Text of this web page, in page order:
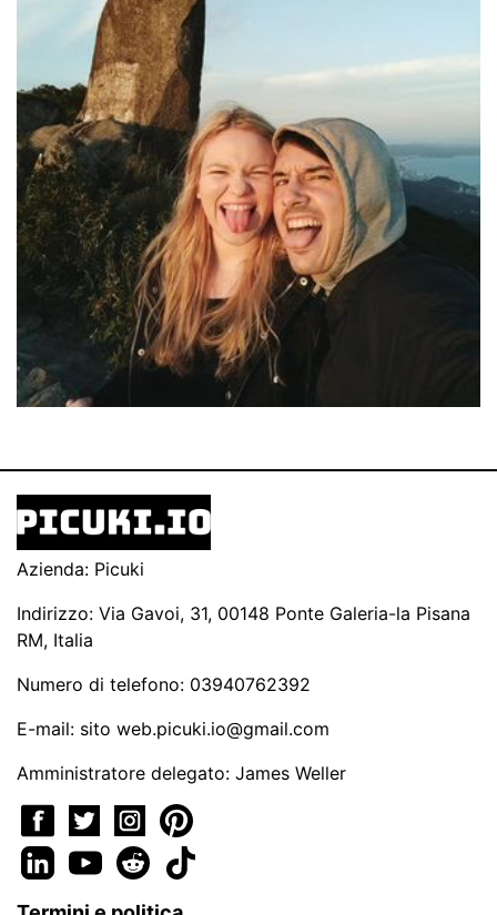
Azienda: Picuki
Indirizzo: Via Gavoi, 31, 00148 Ponte Galeria-la Pisana
RM, Italia
Numero di telefono: 03940762392
E-mail: sito web.picuki.io@gmail.com
Amministratore delegato: James Weller